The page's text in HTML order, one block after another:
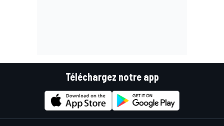
Téléchargez notre app